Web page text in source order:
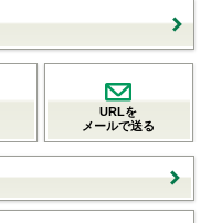
URLを
メールで送る